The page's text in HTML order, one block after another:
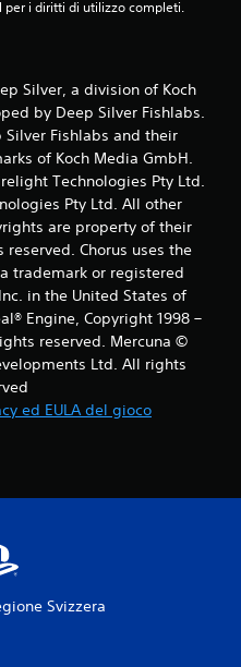
i diritti di utilizzo completi.
Silver, a division of Koch
by Deep Silver Fishlabs.
Silver Fishlabs and their
of Koch Media GmbH.
Technologies Pty Ltd.
Pty Ltd. All other
are property of their
Chorus uses the
trademark or registered
in the United States of
Engine, Copyright 1998 –
reserved. Mercuna ©
Ltd. All rights
ed EULA del gioco
Svizzera